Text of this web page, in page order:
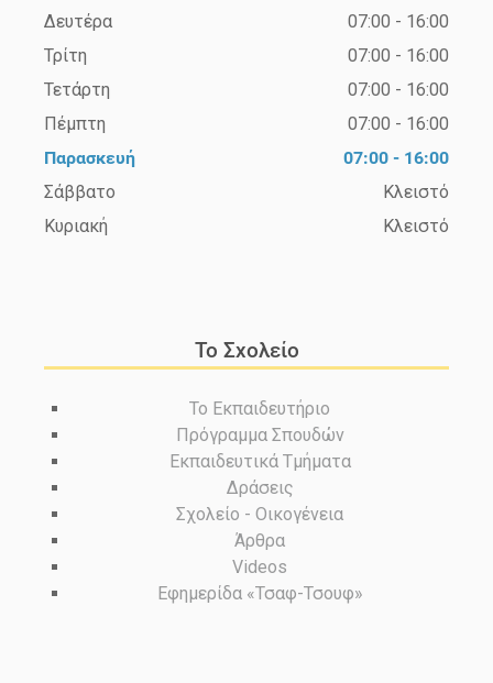
Δευτέρα
07:00 - 16:00
Τρίτη
07:00 - 16:00
Τετάρτη
07:00 - 16:00
Πέμπτη
07:00 - 16:00
Παρασκευή
07:00 - 16:00
Σάββατο
Κλειστό
Κυριακή
Κλειστό
Το Σχολείο
Το Εκπαιδευτήριο
Πρόγραμμα Σπουδών
Εκπαιδευτικά Τμήματα
Δράσεις
Σχολείο - Οικογένεια
Άρθρα
Videos
Εφημερίδα «Τσαφ-Τσουφ»